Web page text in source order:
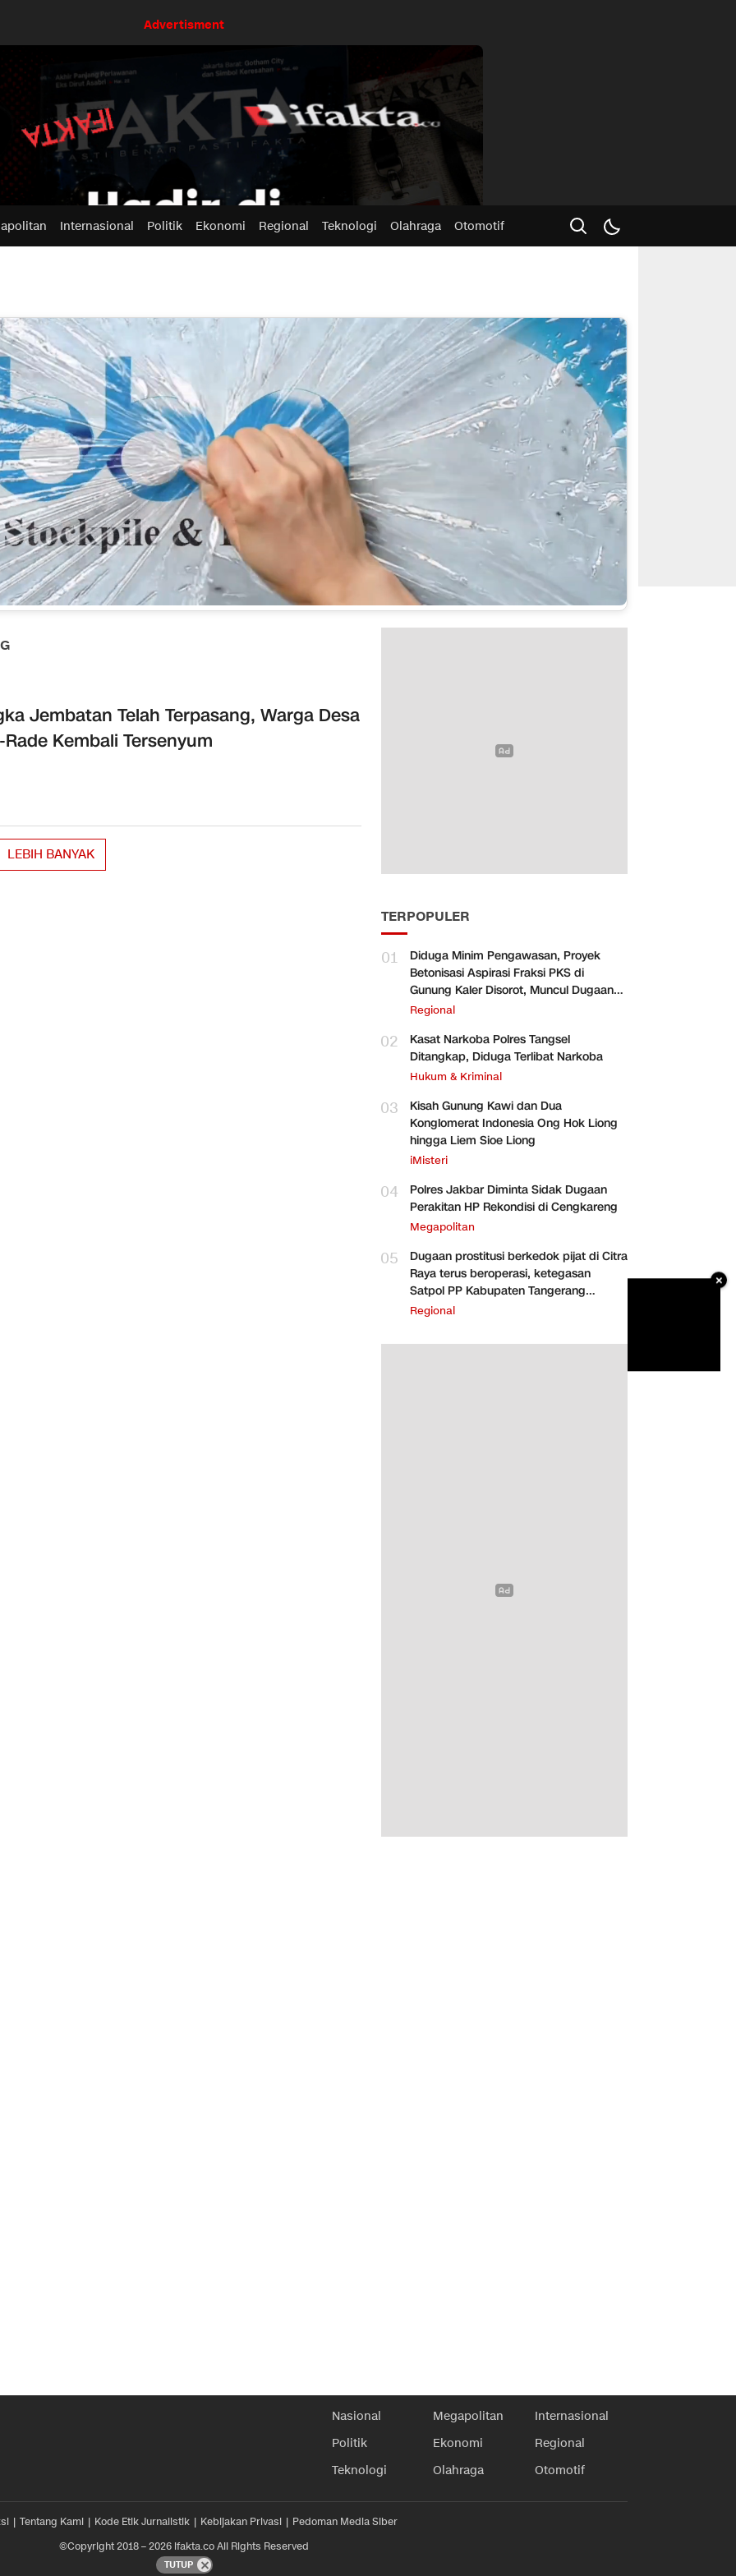
Advertisment
Internasional Politik Ekonomi Regional Teknologi Olahraga Otomotif
Jembatan Telah Terpasang, Warga Desa
Kembali Tersenyum
LEBIH BANYAK
TERPOPULER
01
Diduga Minim Pengawasan, Proyek
Betonisasi Aspirasi Fraksi PKS di
Gunung Kaler Disorot, Muncul Dugaan
Pengurangan Volume
Regional
02
Kasat Narkoba Polres Tangsel
Ditangkap, Diduga Terlibat Narkoba
Hukum & Kriminal
03
Kisah Gunung Kawi dan Dua
Konglomerat Indonesia Ong Hok Liong
hingga Liem Sioe Liong
iMisteri
04
Polres Jakbar Diminta Sidak Dugaan
Perakitan HP Rekondisi di Cengkareng
Megapolitan
05
Dugaan prostitusi berkedok pijat di Citra
Raya terus beroperasi, ketegasan
Satpol PP Kabupaten Tangerang
dipertanyakan
Regional
Nasional Megapolitan
Internasional
Politik
Ekonomi
Regional
Teknologi
Olahraga Otomotif
Tentang Kami Kode Etik Jurnalistik Kebijakan Privasi
Pedoman Media Siber
©Copyright 2018 – 2026 ifakta.co All Rights Reserved
TUTUP
×